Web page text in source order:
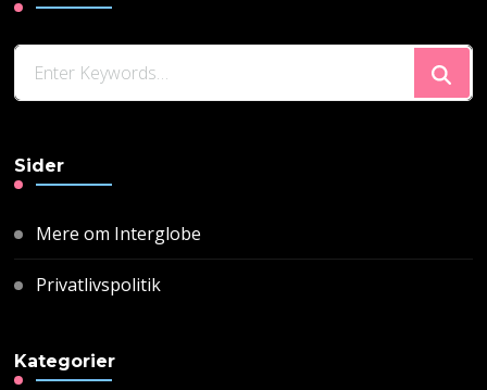
Looking
for
Sider
Mere om Interglobe
Privatlivspolitik
Kategorier